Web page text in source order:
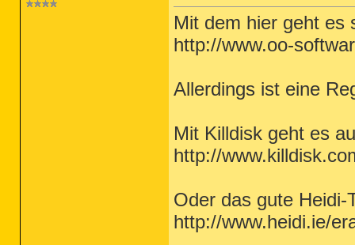
Mit dem hier geht es
http://www.oo-
Allerdings ist eine
Mit Killdisk geht es
http://
Oder das gute Heidi-
http://www.heidi.ie/